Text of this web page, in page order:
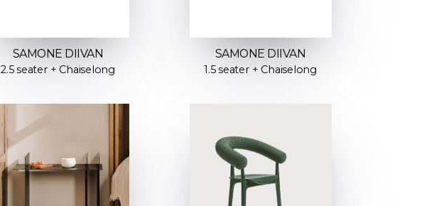
SAMONE DIIVAN
2.5 seater + Chaiselong
SAMONE DIIVAN
1.5 seater + Chaiselong